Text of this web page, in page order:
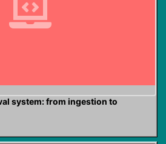
system: from ingestion to